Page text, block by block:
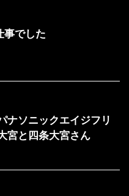
事でした
ナソニックエイジフリ
宮と四条大宮さん